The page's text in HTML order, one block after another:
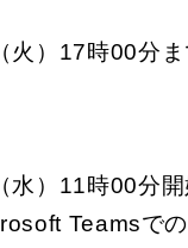
火）17時00分ま
）11時00分開
Teamsでの